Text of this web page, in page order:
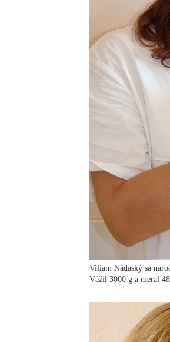
Viliam Nádaský sa
Vážil 3000 g a meral 48